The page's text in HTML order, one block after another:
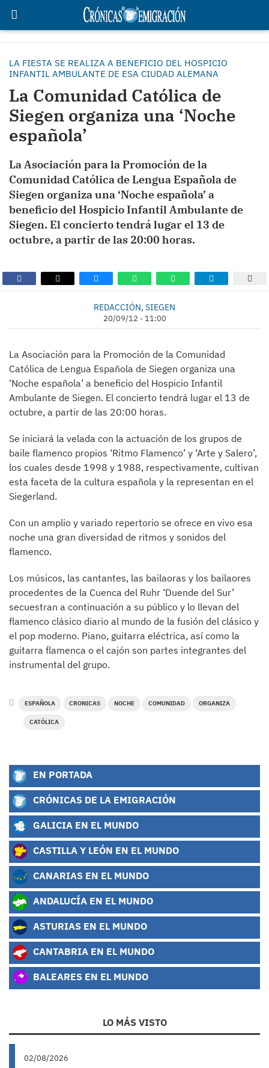
LA FIESTA SE REALIZA A BENEFICIO DEL HOSPICIO
INFANTIL AMBULANTE DE ESA CIUDAD ALEMANA
La Comunidad Católica de
Siegen organiza una ‘Noche
española’
La Asociación para la Promoción de la
Comunidad Católica de Lengua Española de
Siegen organiza una ‘Noche española’ a
beneficio del Hospicio Infantil Ambulante de
Siegen. El concierto tendrá lugar el 13 de
octubre, a partir de las 20:00 horas.
REDACCIÓN, SIEGEN
20/09/12 - 11:00
La Asociación para la Promoción de la Comunidad
Católica de Lengua Española de Siegen organiza una
‘Noche española’ a beneficio del Hospicio Infantil
Ambulante de Siegen. El concierto tendrá lugar el 13 de
octubre, a partir de las 20:00 horas.
Se iniciará la velada con la actuación de los grupos de
baile flamenco propios ‘Ritmo Flamenco’ y ‘Arte y Salero’,
los cuales desde 1998 y 1988, respectivamente, cultivan
esta faceta de la cultura española y la representan en el
Siegerland.
Con un amplio y variado repertorio se ofrece en vivo esa
noche una gran diversidad de ritmos y sonidos del
flamenco.
Los músicos, las cantantes, las bailaoras y los bailaores
procedentes de la Cuenca del Ruhr ‘Duende del Sur’
secuestran a continuación a su público y lo llevan del
flamenco clásico diario al mundo de la fusión del clásico y
el pop moderno. Piano, guitarra eléctrica, así como la
guitarra flamenca o el cajón son partes integrantes del
instrumental del grupo.
ESPAÑOLA CRONICAS NOCHE COMUNIDAD ORGANIZA
CATÓLICA
EN PORTADA
CRÓNICAS DE LA EMIGRACIÓN
GALICIA EN EL MUNDO
CASTILLA Y LEÓN EN EL MUNDO
CANARIAS EN EL MUNDO
ANDALUCÍA EN EL MUNDO
ASTURIAS EN EL MUNDO
CANTABRIA EN EL MUNDO
BALEARES EN EL MUNDO
LO MÁS VISTO
02/08/2026